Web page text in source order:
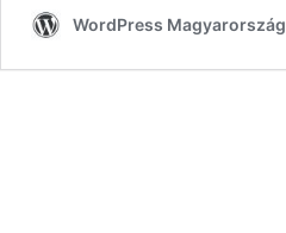
WordPress Magyarország